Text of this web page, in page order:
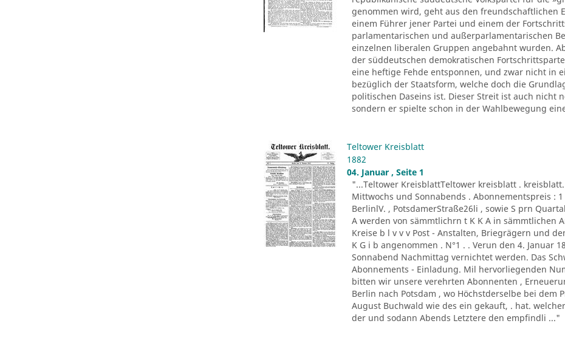
genommen wird, geht aus den freundschaftlichen
einem Führer jener Partei und einem der
parlamentarischen und außerparlamentarischen
einzelnen liberalen Gruppen angebahnt wurden.
der süddeutschen demokratischen
eine heftige Fehde entsponnen, und zwar nicht in
bezüglich der Staatsform, welche doch die
politischen Daseins ist. Dieser Streit ist auch nicht
sondern er spielte schon in der Wahlbewegung
Teltower Kreisblatt
1882
04. Januar , Seite 1
"...Teltower KreisblattTeltower kreisblatt .
Mittwochs und Sonnabends . Abonnementspreis :
BerlinlV. , PotsdamerStraße26li , sowie S prn
A werden von sämmtlichrn t K K A in sämmtlichen
Kreise b l v v v Post - Anstalten, Briegrägern und
K G i b angenommen . N°1 . . Verun den 4. Januar
Sonnabend Nachmittag vernichtet werden. Das
Abonnements - Einladung. Mil hervorliegenden
bitten wir unsere verehrten Abonnenten ,
Berlin nach Potsdam , wo Höchstderselbe bei
August Buchwald wie des ein gekauft, . hat.
der und sodann Abends Letztere den empfindli ..."